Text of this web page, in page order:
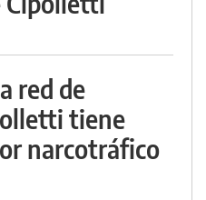
red de
tiene
narcotráfico